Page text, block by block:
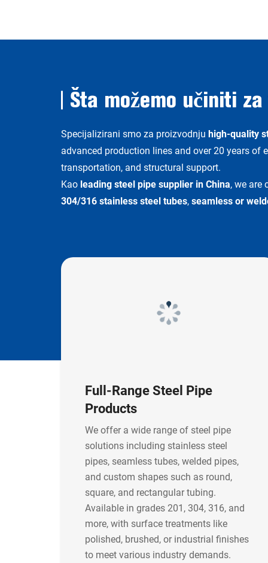
Šta možemo učiniti za
Specijalizirani smo za proizvodnju high-quality
advanced production lines and over 20 years of
transportation, and structural support.
Kao leading steel pipe supplier in China, we are
304/316 stainless steel tubes,seamless or
Full-Range Steel Pipe
Products
We offer a wide range of steel pipe
solutions including stainless steel
pipes, seamless tubes, welded pipes,
and custom shapes such as round,
square, and rectangular tubing.
Available in grades 201, 304, 316, and
more, with surface treatments like
polished, brushed, or industrial finishes
to meet various industry demands.